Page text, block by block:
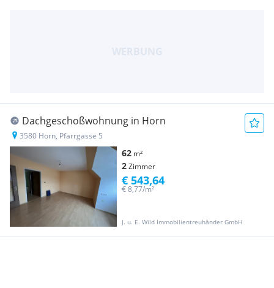
Dachgeschoßwohnung in Horn
3580 Horn, Pfarrgasse 5
62 m²
2Zimmer
J. u. E. Wild Immobilientreuhänder GmbH
€ 8,77/m²
€ 543,64